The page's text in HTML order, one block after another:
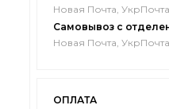
Новая Почта, УкрПочта
Самовывоз с
Новая Почта, УкрПочта
ОПЛАТА